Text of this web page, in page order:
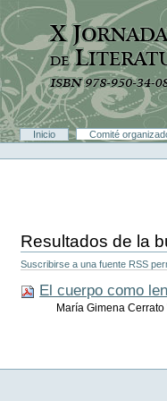
Cambiar
a
contenido.
|
Saltar
a
navegación
Secciones
Inicio Comité
Herramientas
Personales
Resultados de la
Suscribirse a una fuente RSS
El cuerpo como
María Gimena